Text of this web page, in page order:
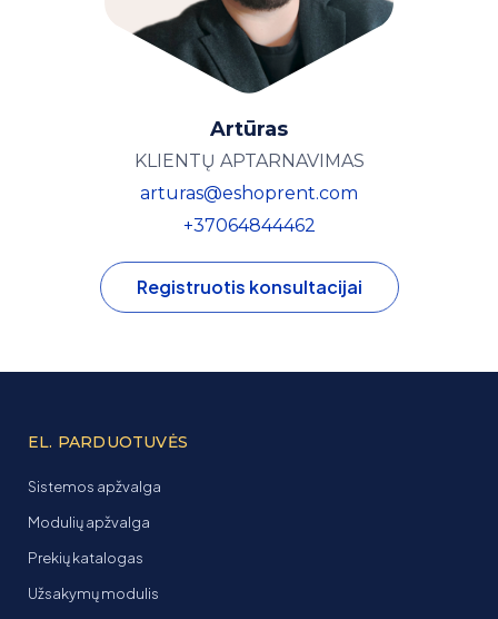
Artūras
KLIENTŲ APTARNAVIMAS
arturas@eshoprent.com
+37064844462
Registruotis konsultacijai
EL. PARDUOTUVĖS
Sistemos apžvalga
Modulių apžvalga
Prekių katalogas
Užsakymų modulis